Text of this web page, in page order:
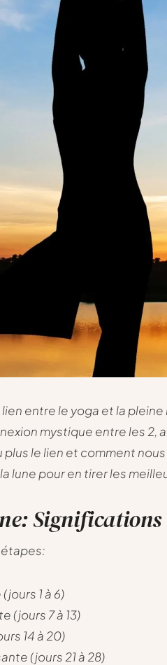
entre le yoga et la
mystique entre les 2,
plus le lien et comment
lune pour en tirer les
Significations
étapes:
1 à 6)
(jours 7 à 13)
14 à 20)
(jours 21 à 28)